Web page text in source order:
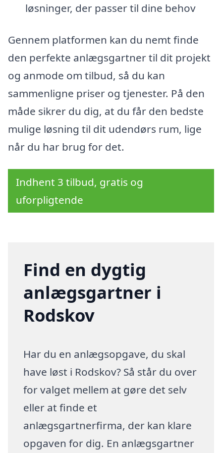
løsninger, der passer til dine behov
Gennem platformen kan du nemt finde
den perfekte anlægsgartner til dit projekt
og anmode om tilbud, så du kan
sammenligne priser og tjenester. På den
måde sikrer du dig, at du får den bedste
mulige løsning til dit udendørs rum, lige
når du har brug for det.
Indhent 3 tilbud, gratis og
uforpligtende
Find en dygtig
anlægsgartner i
Rodskov
Har du en anlægsopgave, du skal
have løst i Rodskov? Så står du over
for valget mellem at gøre det selv
eller at finde et
anlægsgartnerfirma, der kan klare
opgaven for dig. En anlægsgartner